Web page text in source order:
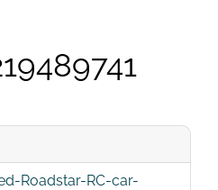
Roadstar-RC-car-